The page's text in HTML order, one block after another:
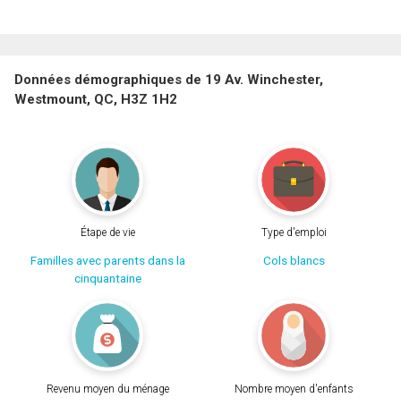
Données démographiques de 19 Av. Winchester,
Westmount, QC, H3Z 1H2
Étape de vie
Familles avec parents dans la
cinquantaine
Type d'emploi
Cols blancs
Revenu moyen du ménage Nombre moyen d'enfants